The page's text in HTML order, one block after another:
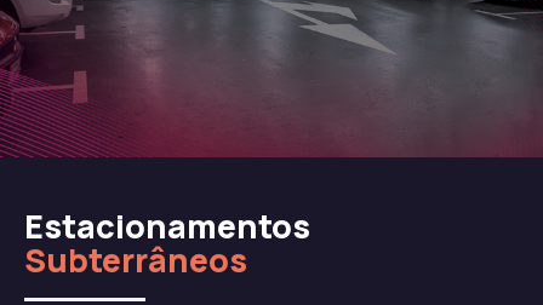
Estacionamentos
Subterrâneos